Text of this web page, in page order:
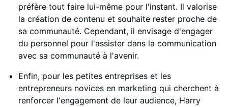
préfère tout faire lui-même pour l'instant. Il valorise
la création de contenu et souhaite rester proche de
sa communauté. Cependant, il envisage d'engager
du personnel pour l'assister dans la communication
avec sa communauté à l'avenir.
Enfin, pour les petites entreprises et les
entrepreneurs novices en marketing qui cherchent à
renforcer l'engagement de leur audience, Harry